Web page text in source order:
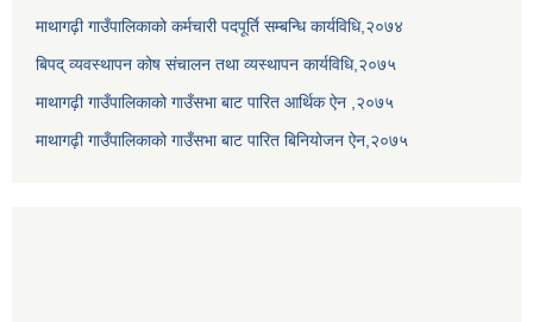
माथागढ़ी गाउँपालिकाको कर्मचारी पदपूर्ति सम्बन्धि कार्यविधि,२०७४
बिपद् व्यवस्थापन कोष संचालन तथा व्यस्थापन कार्यविधि,२०७५
माथागढ़ी गाउँपालिकाको गाउँसभा बाट पारित आर्थिक ऐन ,२०७५
माथागढ़ी गाउँपालिकाको गाउँसभा बाट पारित बिनियोजन ऐन,२०७५